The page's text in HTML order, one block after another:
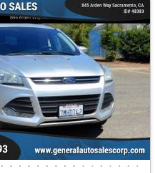
• • • • • • • • • • • • • • • •